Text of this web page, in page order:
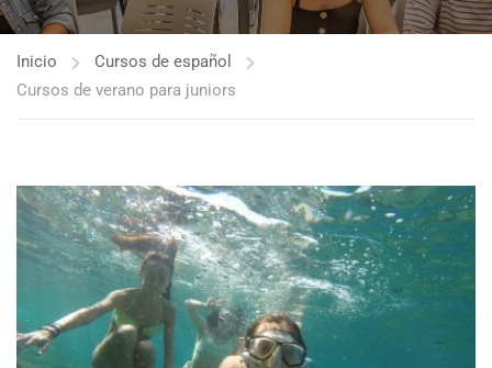
Inicio
Cursos de español
Cursos de verano para juniors